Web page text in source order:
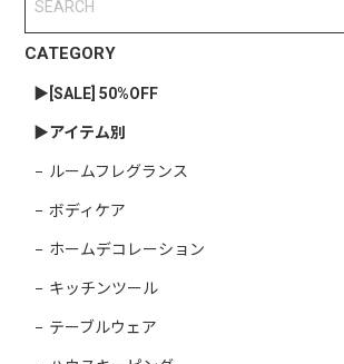
CATEGORY
▶︎[SALE] 50%OFF
▶︎アイテム別
ルームフレグランス
ボディケア
ホームデコレーション
キッチンツール
テーブルウェア